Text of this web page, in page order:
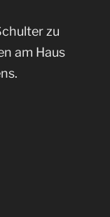
zu
am Haus